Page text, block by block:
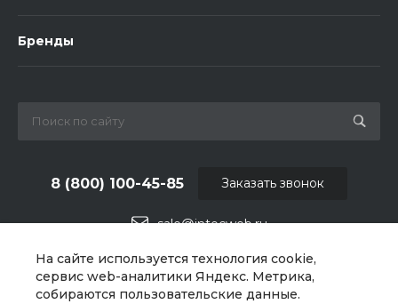
На сайте используется технология cookie,
сервис web-аналитики Яндекс. Метрика,
собираются пользовательские данные.
Бренды
sale@intecweb.ru
8 (800) 100-45-85
г. Москва, ул. Люсиновская, д. 39
Заказать звонок